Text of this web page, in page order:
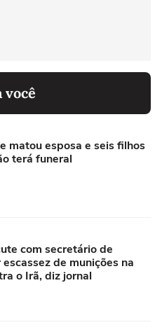
você
matou esposa e seis filhos
terá funeral
com secretário de
de munições na
o Irã, diz jornal